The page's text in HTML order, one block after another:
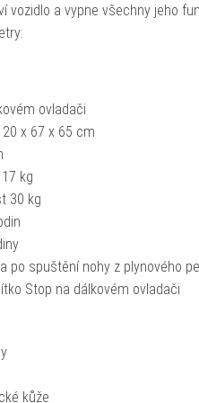
vozidlo a vypne všechny jeho
ovladači
x 67 x 65 cm
kg
30 kg
po spuštění nohy z plynového
Stop na dálkovém ovladači
kůže